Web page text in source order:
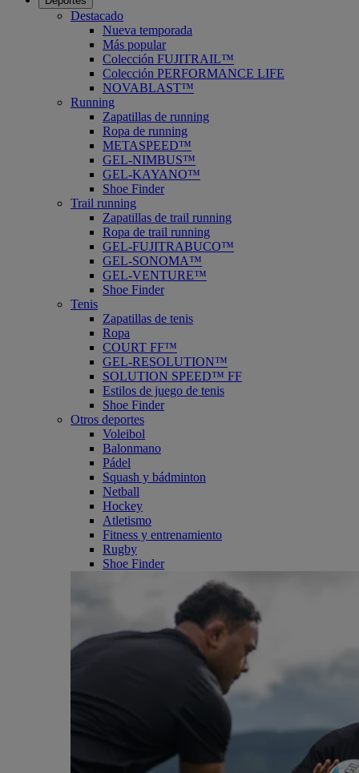
Destacado
Nueva temporada
Más popular
Colección FUJITRAIL™
Colección PERFORMANCE LIFE
NOVABLAST™
Running
Zapatillas de running
Ropa de running
METASPEED™
GEL-NIMBUS™
GEL-KAYANO™
Shoe Finder
Trail running
Zapatillas de trail running
Ropa de trail running
GEL-FUJITRABUCO™
GEL-SONOMA™
GEL-VENTURE™
Shoe Finder
Tenis
Zapatillas de tenis
Ropa
COURT FF™
GEL-RESOLUTION™
SOLUTION SPEED™ FF
Estilos de juego de tenis
Shoe Finder
Otros deportes
Voleibol
Balonmano
Pádel
Squash y bádminton
Netball
Hockey
Atletismo
Fitness y entrenamiento
Rugby
Shoe Finder